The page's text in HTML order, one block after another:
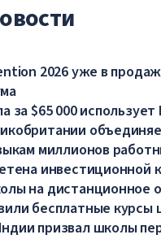
2026 уже в
за $65 000
миллионов
инвестиционной
на дистанционное
бесплатные
призвал школы